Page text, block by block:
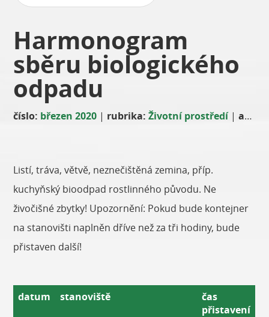
Harmonogram
sběru biologického
odpadu
číslo: březen 2020 | rubrika: Životní prostředí|autor:
Listí, tráva, větvě, neznečištěná zemina, příp.
kuchyňský bioodpad rostlinného původu. Ne
živočišné zbytky! Upozornění: Pokud bude kontejner
na stanovišti naplněn dříve než za tři hodiny, bude
přistaven další!
datum stanoviště
čas
přistavení